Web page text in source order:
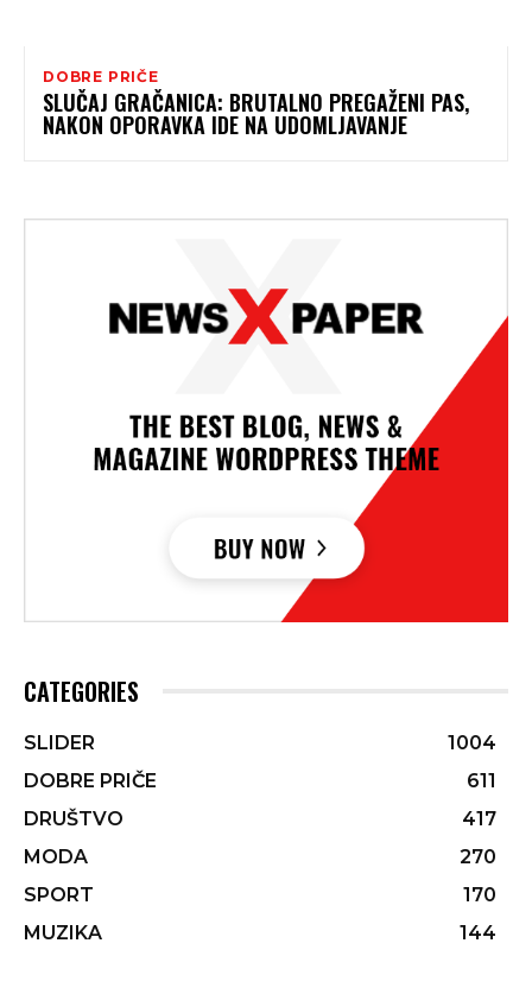
DOBRE PRIČE
SLUČAJ GRAČANICA: BRUTALNO PREGAŽENI PAS,
NAKON OPORAVKA IDE NA UDOMLJAVANJE
CATEGORIES
SLIDER
1004
DOBRE PRIČE
611
DRUŠTVO
417
MODA
270
SPORT
170
MUZIKA
144